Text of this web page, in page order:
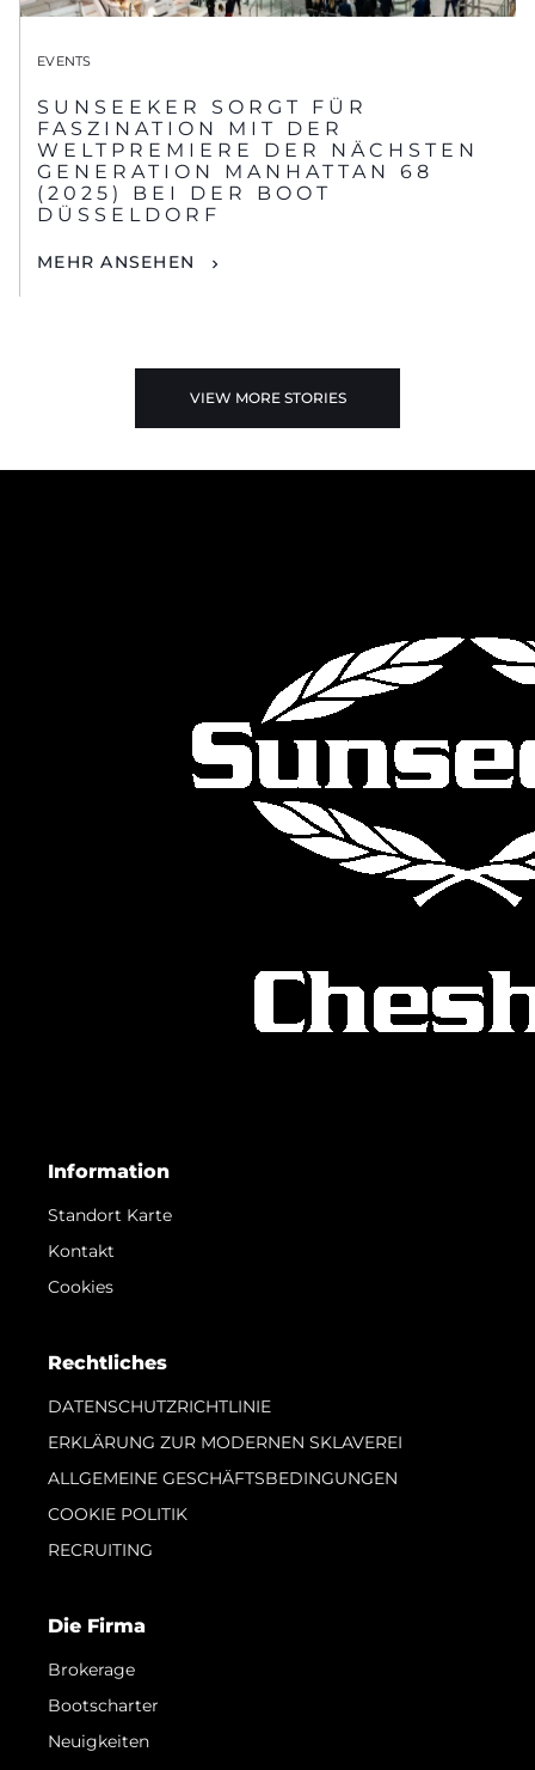
EVENTS
SUNSEEKER SORGT FÜR
FASZINATION MIT DER
WELTPREMIERE DER NÄCHSTEN
GENERATION MANHATTAN 68
(2025) BEI DER BOOT
DÜSSELDORF
MEHR ANSEHEN
VIEW MORE STORIES
Information
Standort Karte
Kontakt
Cookies
Rechtliches
DATENSCHUTZRICHTLINIE
ERKLÄRUNG ZUR MODERNEN SKLAVEREI
ALLGEMEINE GESCHÄFTSBEDINGUNGEN
COOKIE POLITIK
RECRUITING
Die Firma
Brokerage
Bootscharter
Neuigkeiten